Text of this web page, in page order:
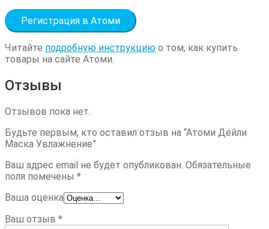
Регистрация в Атоми
Читайте подробную инструкцию о том, как купить
товары на сайте Атоми.
Отзывы
Отзывов пока нет.
Будьте первым, кто оставил отзыв на “Атоми Дейли
Маска Увлажнение”
Ваш адрес email не будет опубликован. Обязательные
поля помечены *
Ваша оценка
Ваш отзыв *